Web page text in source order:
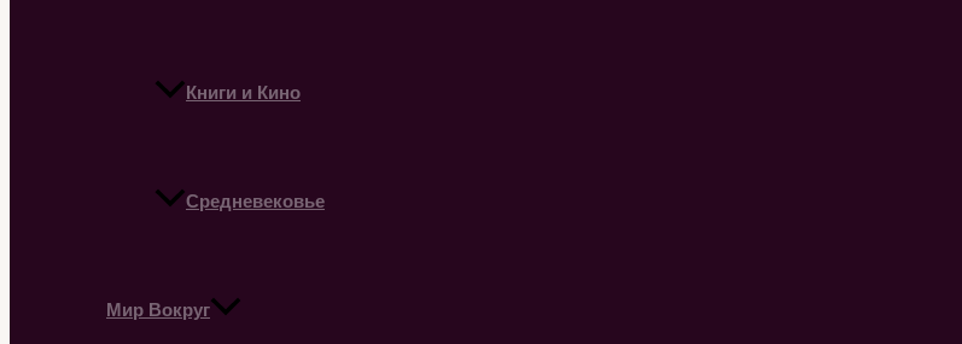
Книги и Кино
Средневековье
Мир Вокруг